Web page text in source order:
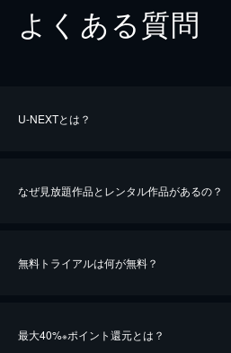
よくある質問
U-NEXTとは？
なぜ見放題作品とレンタル作品があるの？
無料トライアルは何が無料？
最大40%※ポイント還元とは？